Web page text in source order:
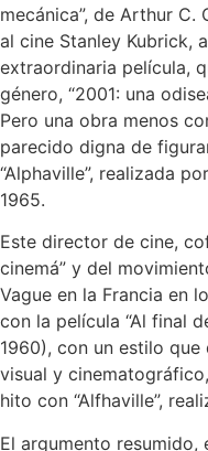
mecánica”, de Arthur
al cine Stanley Kubrick,
extraordinaria película,
género, “2001: una
Pero una obra menos
parecido digna de
“Alphaville”, realizada
1965.
Este director de cine,
cinemá” y del
Vague en la Francia en
con la película “Al final
1960), con un estilo
visual y
hito con “Alfhaville”,
El argumento